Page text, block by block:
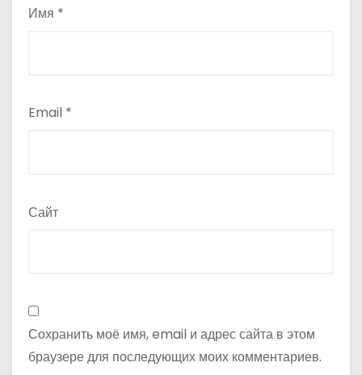
Имя *
Email *
Сайт
Сохранить моё имя, email и адрес сайта в этом
браузере для последующих моих комментариев.